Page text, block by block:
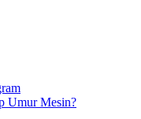
Umur Mesin?